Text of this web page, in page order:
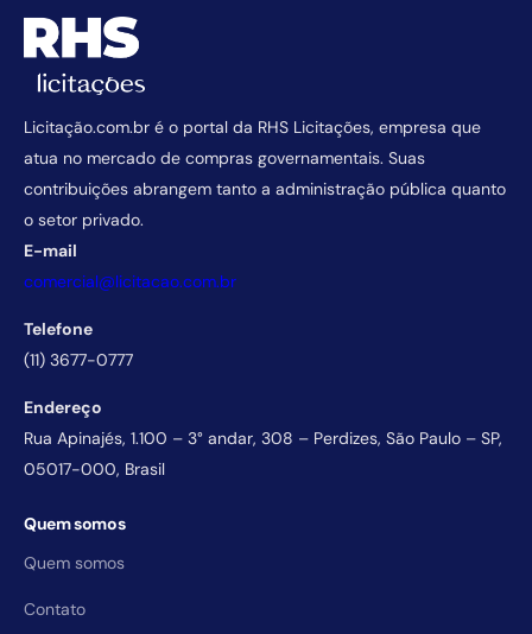
Licitação.com.br é o portal da RHS Licitações, empresa que
atua no mercado de compras governamentais. Suas
contribuições abrangem tanto a administração pública quanto
o setor privado.
E-mail
comercial@licitacao.com.br
Telefone
(11) 3677-0777
Endereço
Rua Apinajés, 1.100 – 3° andar, 308 – Perdizes, São Paulo – SP,
05017-000, Brasil
Quem somos
Quem somos
Contato